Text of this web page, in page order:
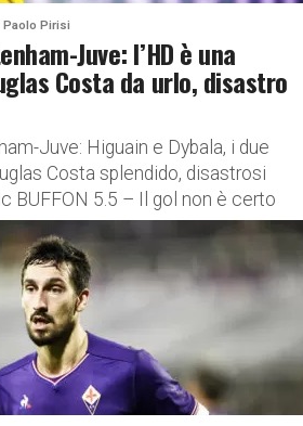
Paolo Pirisi
Juve: l’HD è una
Costa da urlo, disastro
Juve: Higuain e Dybala, i due
Costa splendido, disastrosi
BUFFON 5.5 – Il gol non è certo